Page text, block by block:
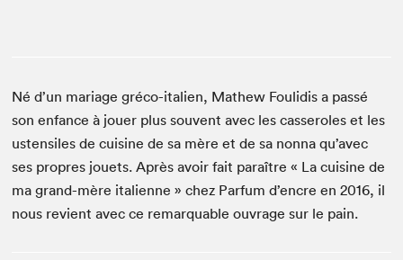
Né d’un mariage gréco-italien, Mathew Foulidis a passé
son enfance à jouer plus souvent avec les casseroles et les
ustensiles de cuisine de sa mère et de sa nonna qu’avec
ses propres jouets. Après avoir fait paraître « La cuisine de
ma grand-mère italienne » chez Parfum d’encre en 2016, il
nous revient avec ce remarquable ouvrage sur le pain.